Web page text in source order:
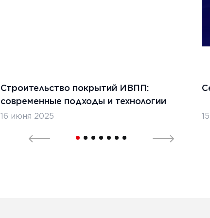
Строительство покрытий ИВПП:
современные подходы и технологии
16 июня 2025